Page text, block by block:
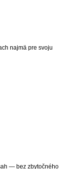
najmä pre svoju
— bez zbytočného